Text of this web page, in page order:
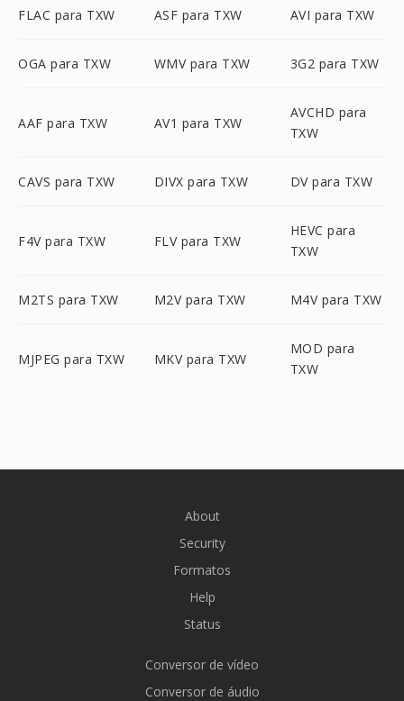
FLAC para TXW ASF para TXW AVI para TXW
OGA para TXW WMV para TXW 3G2 para TXW
AAF para TXW AV1 para TXW
AVCHD para
TXW
CAVS para TXW DIVX para TXW DV para TXW
F4V para TXW FLV para TXW
HEVC para
TXW
M2TS para TXW M2V para TXW M4V para TXW
MJPEG para TXW MKV para TXW
MOD para
TXW
About
Security
Formatos
Help
Status
Conversor de vídeo
Conversor de áudio